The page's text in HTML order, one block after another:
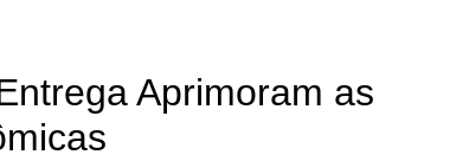
Aprimoram as